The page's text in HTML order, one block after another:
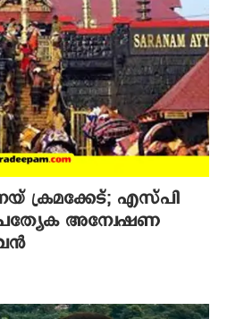
ക്രമക്കേട്; എസ്പി
അന്വേഷണ